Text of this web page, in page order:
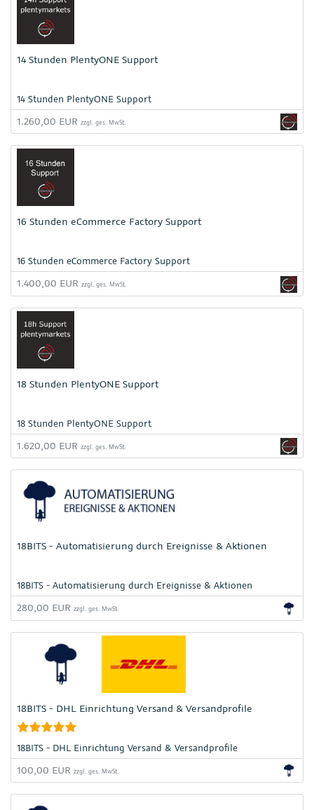
14 Stunden PlentyONE Support
14 Stunden PlentyONE Support
1.260,00 EUR zzgl. ges. MwSt.
16 Stunden eCommerce Factory Support
16 Stunden eCommerce Factory Support
1.400,00 EUR zzgl. ges. MwSt.
18 Stunden PlentyONE Support
18 Stunden PlentyONE Support
1.620,00 EUR zzgl. ges. MwSt.
18BITS - Automatisierung durch Ereignisse & Aktionen
18BITS - Automatisierung durch Ereignisse & Aktionen
280,00 EUR zzgl. ges. MwSt.
18BITS - DHL Einrichtung Versand & Versandprofile
18BITS - DHL Einrichtung Versand & Versandprofile
100,00 EUR zzgl. ges. MwSt.